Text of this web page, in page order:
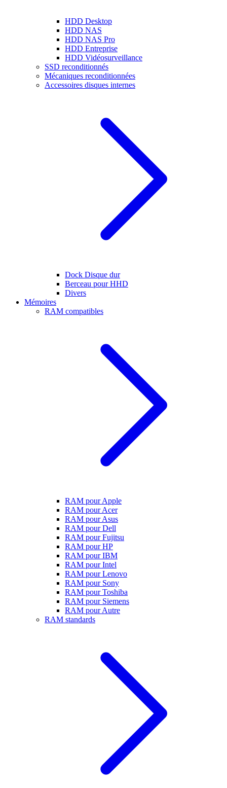
HDD Desktop
HDD NAS
HDD NAS Pro
HDD Entreprise
HDD Vidéosurveillance
SSD reconditionnés
Mécaniques reconditionnées
Accessoires disques internes
Dock Disque dur
Berceau pour HHD
Divers
Mémoires
RAM compatibles
RAM pour Apple
RAM pour Acer
RAM pour Asus
RAM pour Dell
RAM pour Fujitsu
RAM pour HP
RAM pour IBM
RAM pour Intel
RAM pour Lenovo
RAM pour Sony
RAM pour Toshiba
RAM pour Siemens
RAM pour Autre
RAM standards